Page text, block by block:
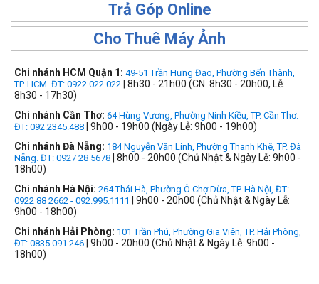
Trả Góp Online
Cho Thuê Máy Ảnh
Chi nhánh HCM Quận 1: 49-51 Trần Hưng Đạo, Phường Bến Thành,
TP. HCM. ĐT: 0922 022 022 | 8h30 - 21h00 (CN: 8h30 - 20h00, Lễ:
8h30 - 17h30)
Chi nhánh Cần Thơ: 64 Hùng Vương, Phường Ninh Kiều, TP. Cần Thơ.
ĐT: 092.2345.488 | 9h00 - 19h00 (Ngày Lễ: 9h00 - 19h00)
Chi nhánh Đà Nẵng: 184 Nguyễn Văn Linh, Phường Thanh Khê, TP. Đà
Nẵng. ĐT: 0927 28 5678 | 8h00 - 20h00 (Chủ Nhật & Ngày Lễ: 9h00 -
18h00)
Chi nhánh Hà Nội: 264 Thái Hà, Phường Ô Chợ Dừa, TP. Hà Nội, ĐT:
0922 88 2662 - 092.995.1111
| 9h00 - 20h00 (Chủ Nhật & Ngày Lễ:
9h00 - 18h00)
Chi nhánh Hải Phòng: 101 Trần Phú, Phường Gia Viên, TP. Hải Phòng,
ĐT: 0835 091 246 | 9h00 - 20h00 (Chủ Nhật & Ngày Lễ: 9h00 -
18h00)